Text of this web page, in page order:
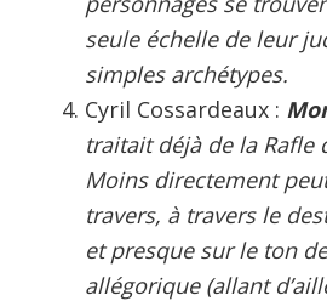
seule échelle de leur
simples archétypes.
Cyril Cossardeaux :
traitait déjà de la Rafle
Moins directement
travers, à travers le
et presque sur le ton
allégorique (allant